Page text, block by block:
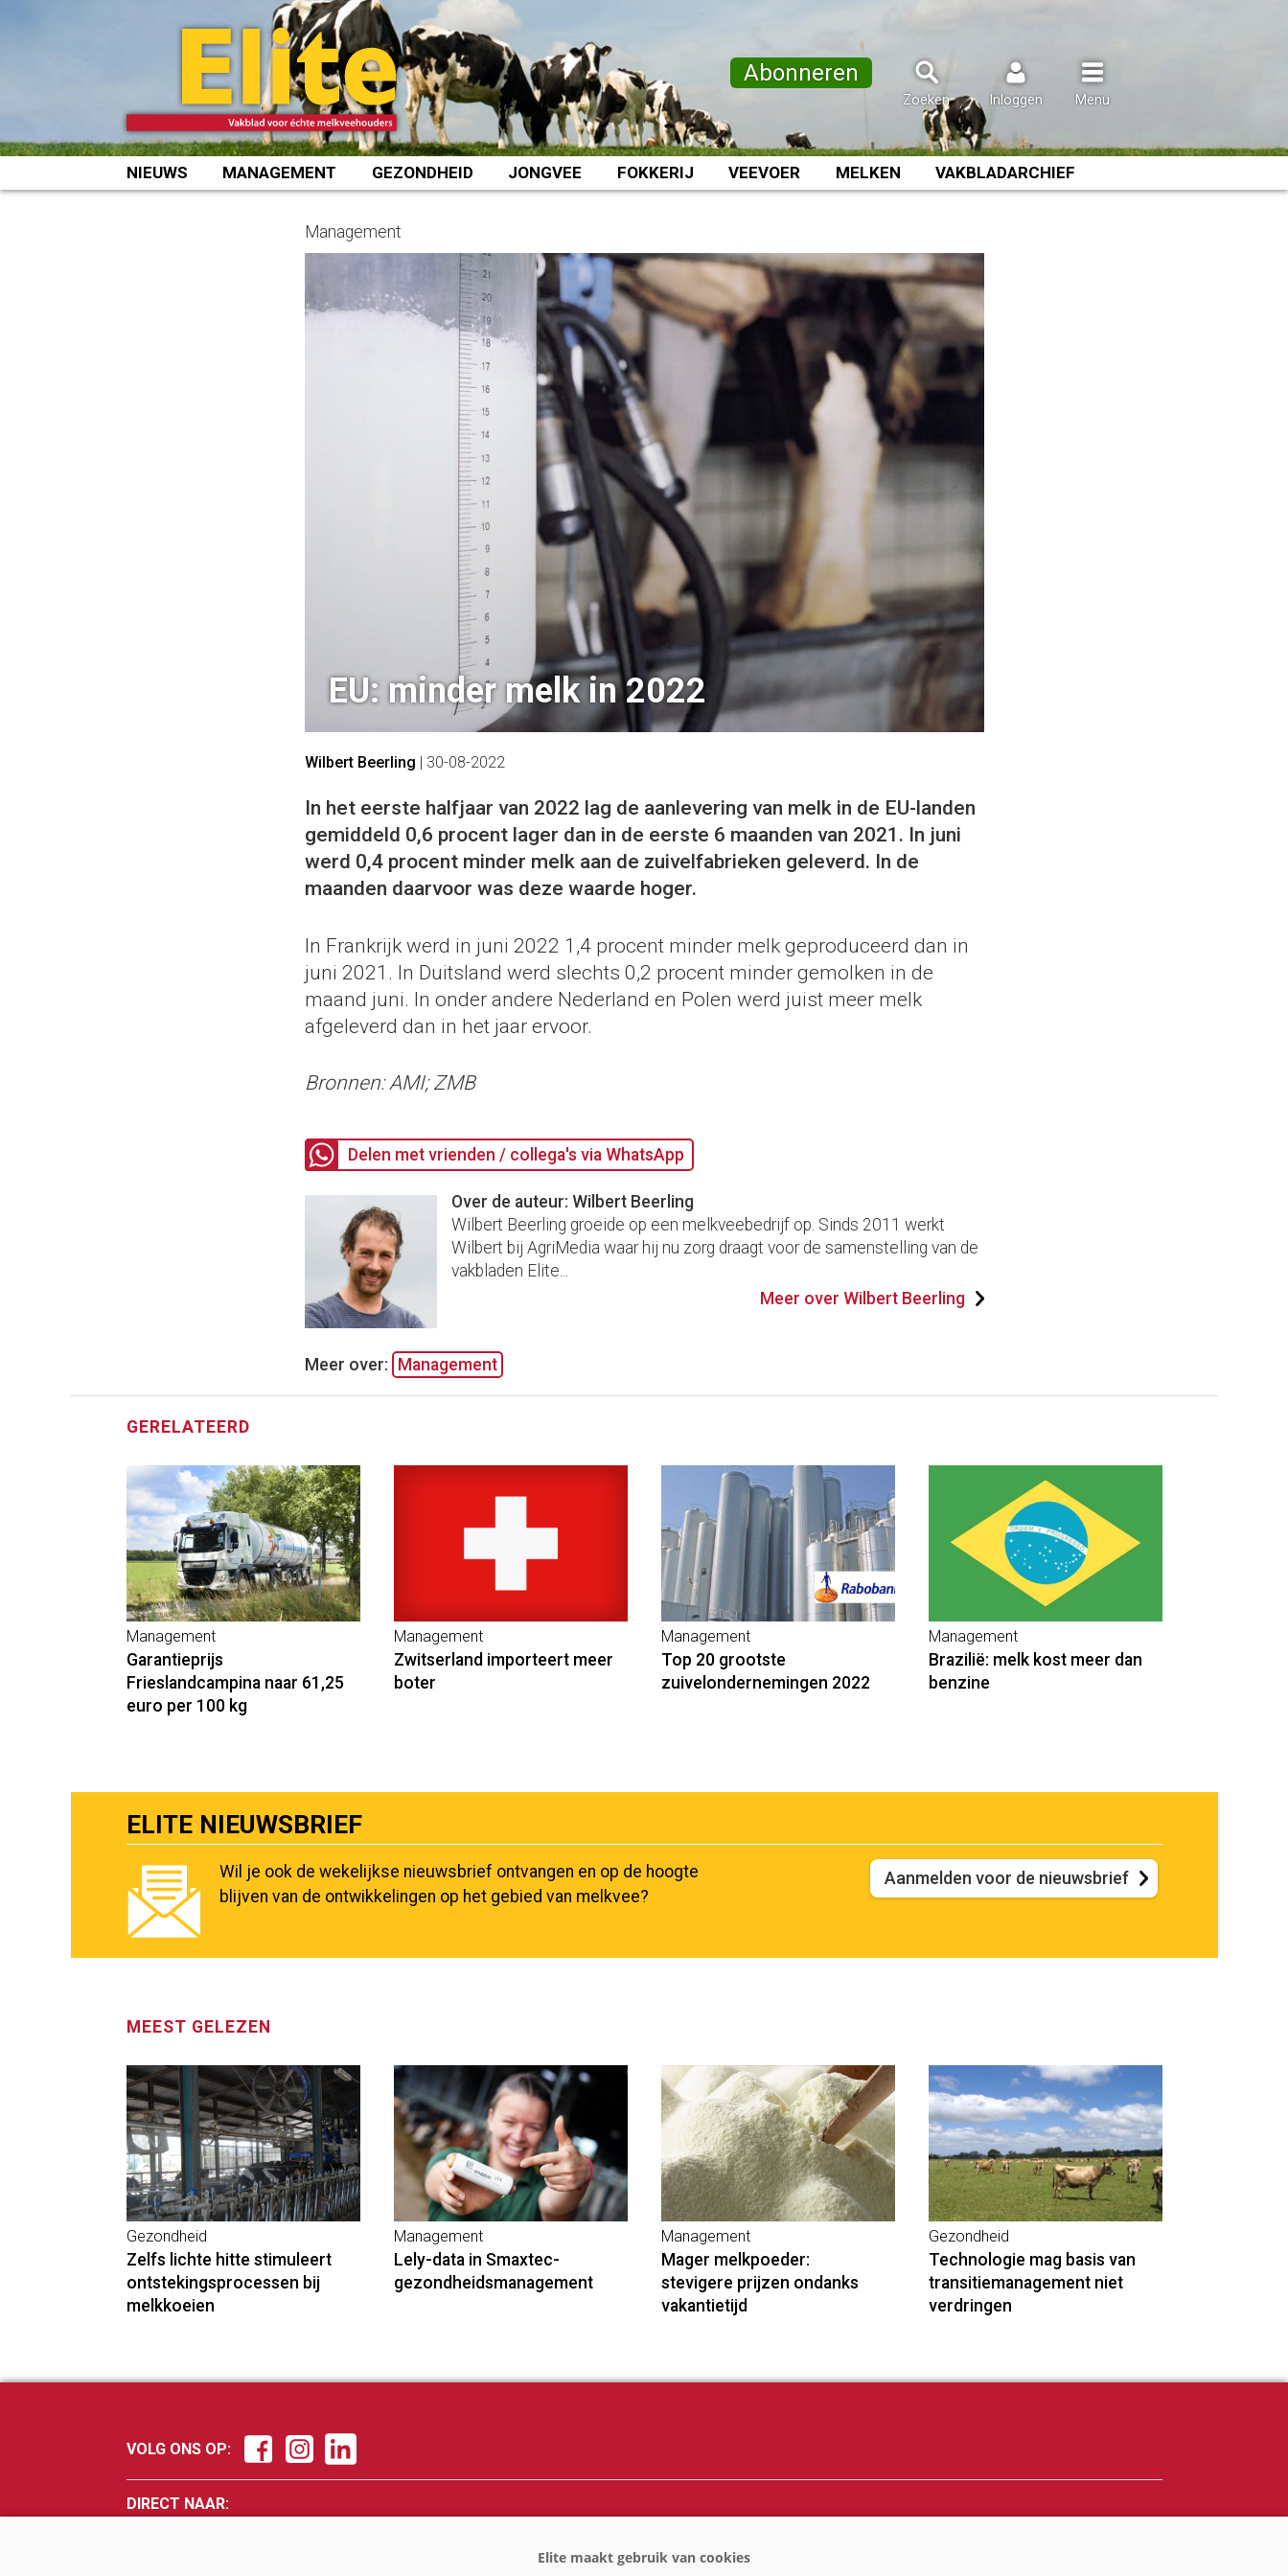
Abonneren
Zoeken Inloggen Menu
NIEUWS MANAGEMENT GEZONDHEID JONGVEE FOKKERIJ VEEVOER MELKEN VAKBLADARCHIEF
Management
EU: minder melk in 2022
Wilbert Beerling | 30-08-2022
In het eerste halfjaar van 2022 lag de aanlevering van melk in de EU-landen
gemiddeld 0,6 procent lager dan in de eerste 6 maanden van 2021. In juni
werd 0,4 procent minder melk aan de zuivelfabrieken geleverd. In de
maanden daarvoor was deze waarde hoger.
In Frankrijk werd in juni 2022 1,4 procent minder melk geproduceerd dan in
juni 2021. In Duitsland werd slechts 0,2 procent minder gemolken in de
maand juni. In onder andere Nederland en Polen werd juist meer melk
afgeleverd dan in het jaar ervoor.
Bronnen: AMI; ZMB
Delen met vrienden / collega's via WhatsApp
Over de auteur: Wilbert Beerling
Wilbert Beerling groeide op een melkveebedrijf op. Sinds 2011 werkt
Wilbert bij AgriMedia waar hij nu zorg draagt voor de samenstelling van de
vakbladen Elite...
Meer over Wilbert Beerling
Meer over: Management
GERELATEERD
Management
Garantieprijs
Frieslandcampina naar 61,25
euro per 100 kg
Management
Zwitserland importeert meer
boter
Management
Top 20 grootste
zuivelondernemingen 2022
Management
Brazilië: melk kost meer dan
benzine
ELITE NIEUWSBRIEF
Wil je ook de wekelijkse nieuwsbrief ontvangen en op de hoogte
blijven van de ontwikkelingen op het gebied van melkvee?
Aanmelden voor de nieuwsbrief
MEEST GELEZEN
Gezondheid
Zelfs lichte hitte stimuleert
ontstekingsprocessen bij
melkkoeien
Management
Lely-data in Smaxtec-
gezondheidsmanagement
Management
Mager melkpoeder:
stevigere prijzen ondanks
vakantietijd
Gezondheid
Technologie mag basis van
transitiemanagement niet
verdringen
VOLG ONS OP:
DIRECT NAAR:
Kennispartners